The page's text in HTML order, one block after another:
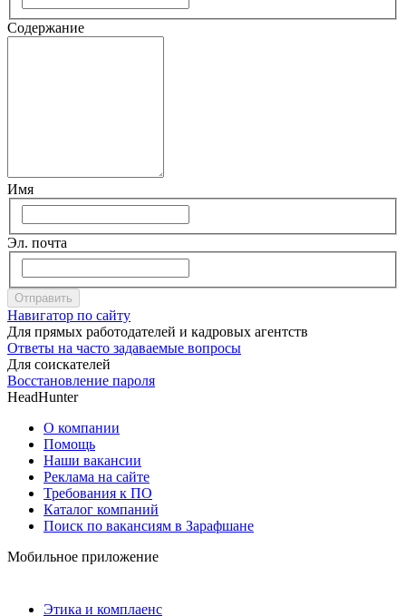
Содержание
Имя
Эл. почта
Отправить
Навигатор по сайту
Для прямых работодателей и кадровых агентств
Ответы на часто задаваемые вопросы
Для соискателей
Восстановление пароля
HeadHunter
О компании
Помощь
Наши вакансии
Реклама на сайте
Требования к ПО
Каталог компаний
Поиск по вакансиям в Зарафшане
Мобильное приложение
Этика и комплаенс